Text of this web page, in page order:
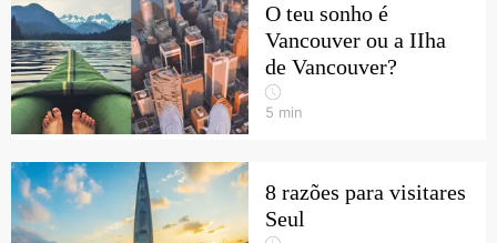
O teu sonho é
Vancouver ou a IIha
de Vancouver?
5 min
8 razões para visitares
Seul